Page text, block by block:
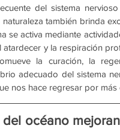
del sistema
también brinda
se activa mediante
y la respiración
la curación, la
adecuado del sistema
nos hace regresar por más
océano